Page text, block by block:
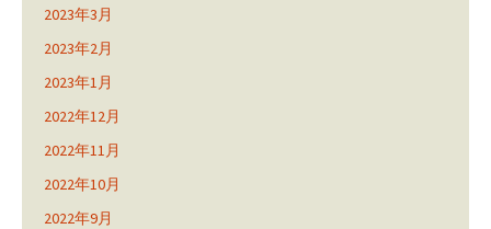
2023年3月
2023年2月
2023年1月
2022年12月
2022年11月
2022年10月
2022年9月